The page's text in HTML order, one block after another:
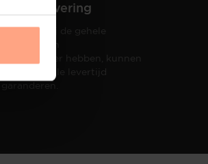
Snelle levering
Doordat wij de gehele
eigen beheer hebben, kunnen
wij een snelle levertijd